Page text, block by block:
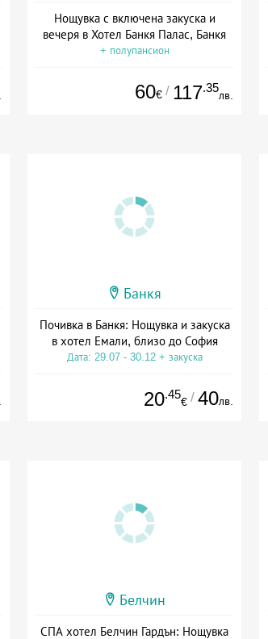
Нощувка с включена закуска и
вечеря в Хотел Банкя Палас, Банкя
+ полупансион
60€ / 117.35
лв.
Банкя
Почивка в Банкя: Нощувка и закуска
в хотел Емали, близо до София
Дата: 29.07 - 30.12 + закуска
20.45
€ / 40лв.
Белчин
СПА хотел Белчин Гардън: Нощувка